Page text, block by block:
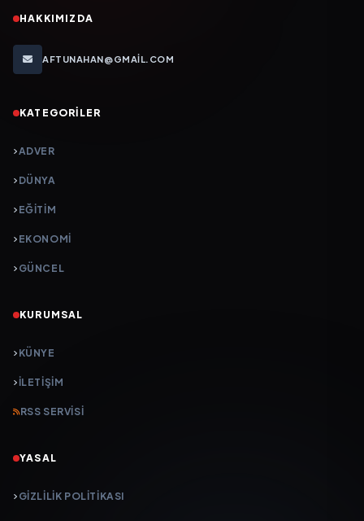
HAKKIMIZDA
AFTUNAHAN@GMAIL.COM
KATEGORILER
ADVER
DÜNYA
EĞİTİM
EKONOMİ
GÜNCEL
KURUMSAL
KÜNYE
İLETIŞIM
RSS SERVISI
YASAL
GIZLILIK POLITIKASI